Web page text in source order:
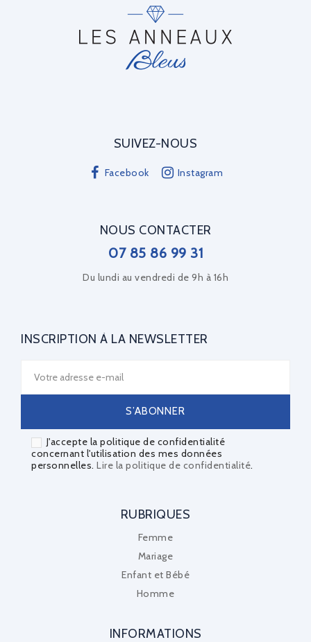
SUIVEZ-NOUS
Facebook Instagram
NOUS CONTACTER
07 85 86 99 31
Du lundi au vendredi de 9h à 16h
INSCRIPTION À LA NEWSLETTER
J'accepte la politique de confidentialité
concernant l'utilisation des mes données
personnelles. Lire la politique de confidentialité.
RUBRIQUES
Femme
Mariage
Enfant et Bébé
Homme
INFORMATIONS